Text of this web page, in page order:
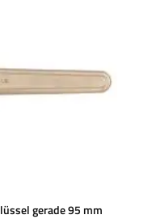
gerade 95 mm